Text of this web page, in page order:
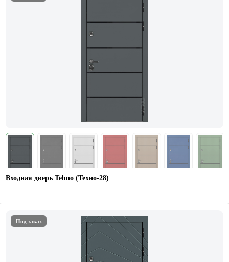
Входная дверь Tehno (Техно-28)
Под заказ